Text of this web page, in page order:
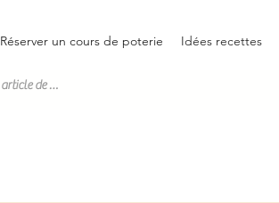
Réserver un cours de poterie Idées recettes